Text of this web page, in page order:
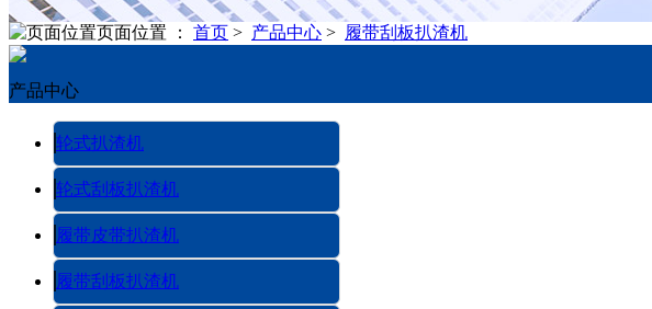
页面位置 ： 首页 > 产品中心 > 履带刮板扒渣机
产品中心
轮式扒渣机
轮式刮板扒渣机
履带皮带扒渣机
履带刮板扒渣机